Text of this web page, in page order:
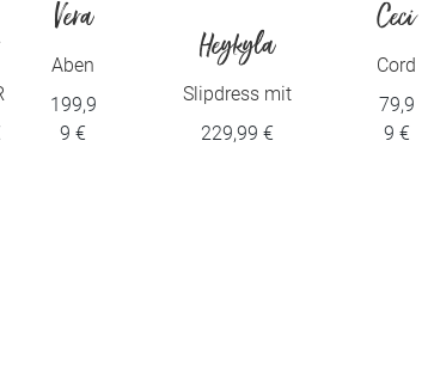
Vera
Mont
Aben
dkleid
199,9
9 €
Heykyla
Slipdress mit
transparenter
Rückenpartie
229,99 €
Ceci
l
Cord
kleid
79,9
9 €